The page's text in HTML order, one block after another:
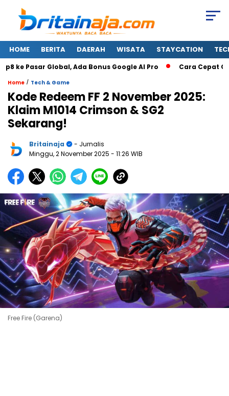
HOME BERITA DAERAH WISATA STAYCATION
Pasar Global, Ada Bonus Google AI Pro Cara Cepat Cek
Home / Tech & Game
Kode Redeem FF 2 November 2025:
Klaim M1014 Crimson & SG2
Sekarang!
Britainaja
- Jurnalis
Minggu, 2 November 2025 - 11:26 WIB
Free Fire (Garena)